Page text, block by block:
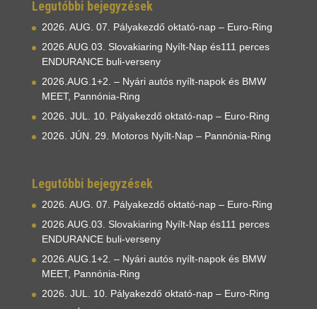
Legutóbbi bejegyzések
2026. AUG. 07. Pályakezdő oktató-nap – Euro-Ring
2026.AUG.03. Slovakiaring Nyílt-Nap és111 perces
ENDURANCE buli-verseny
2026.AUG.1+2. – Nyári autós nyílt-napok és BMW
MEET, Pannónia-Ring
2026. JUL. 10. Pályakezdő oktató-nap – Euro-Ring
2026. JÚN. 29. Motoros Nyílt-Nap – Pannónia-Ring
Legutóbbi bejegyzések
2026. AUG. 07. Pályakezdő oktató-nap – Euro-Ring
2026.AUG.03. Slovakiaring Nyílt-Nap és111 perces
ENDURANCE buli-verseny
2026.AUG.1+2. – Nyári autós nyílt-napok és BMW
MEET, Pannónia-Ring
2026. JUL. 10. Pályakezdő oktató-nap – Euro-Ring